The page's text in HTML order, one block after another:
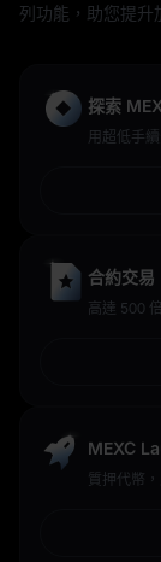
列功能，助您提升
探索
用超低手
合約交易
高達 500
MEXC
質押代幣